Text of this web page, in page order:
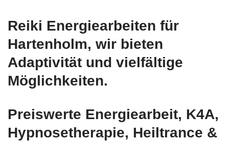
Reiki Energiearbeiten für
Hartenholm, wir bieten
Adaptivität und vielfältige
Möglichkeiten.
Preiswerte Energiearbeit, K4A,
Hypnosetherapie, Heiltrance &